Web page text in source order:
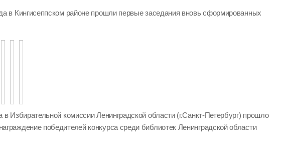
в Кингисеппском районе прошли первые заседания вновь сформированных
в Избирательной комиссии Ленинградской области (г.Санкт-Петербург) прошло
победителей конкурса среди библиотек Ленинградской области